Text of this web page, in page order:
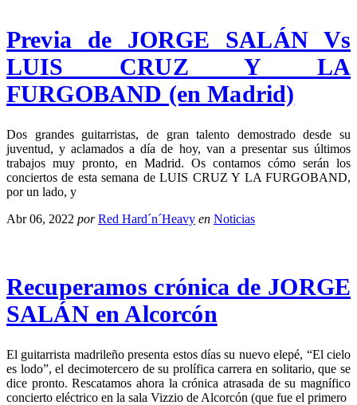
Previa de JORGE SALÁN Vs
LUIS CRUZ Y LA
FURGOBAND (en Madrid)
Dos grandes guitarristas, de gran talento demostrado desde su
juventud, y aclamados a día de hoy, van a presentar sus últimos
trabajos muy pronto, en Madrid. Os contamos cómo serán los
conciertos de esta semana de LUIS CRUZ Y LA FURGOBAND,
por un lado, y
Abr 06, 2022 por Red Hard´n´Heavy en Noticias
Recuperamos crónica de JORGE
SALÁN en Alcorcón
El guitarrista madrileño presenta estos días su nuevo elepé, “El cielo
es lodo”, el decimotercero de su prolífica carrera en solitario, que se
dice pronto. Rescatamos ahora la crónica atrasada de su magnífico
concierto eléctrico en la sala Vizzio de Alcorcón (que fue el primero